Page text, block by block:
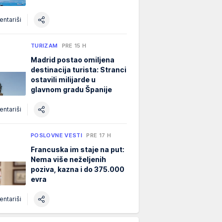
TURIZAM PRE 15 H
Madrid postao omiljena
destinacija turista: Stranci
ostavili milijarde u
glavnom gradu Španije
POSLOVNE VESTI PRE 17 H
Francuska im staje na put:
Nema više neželjenih
poziva, kazna i do 375.000
evra